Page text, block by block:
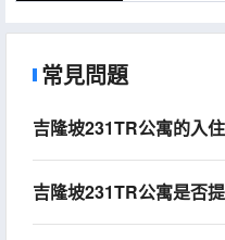
Kualalumpur city
常見問題
吉隆坡231TR公寓的入
吉隆坡231TR公寓是否